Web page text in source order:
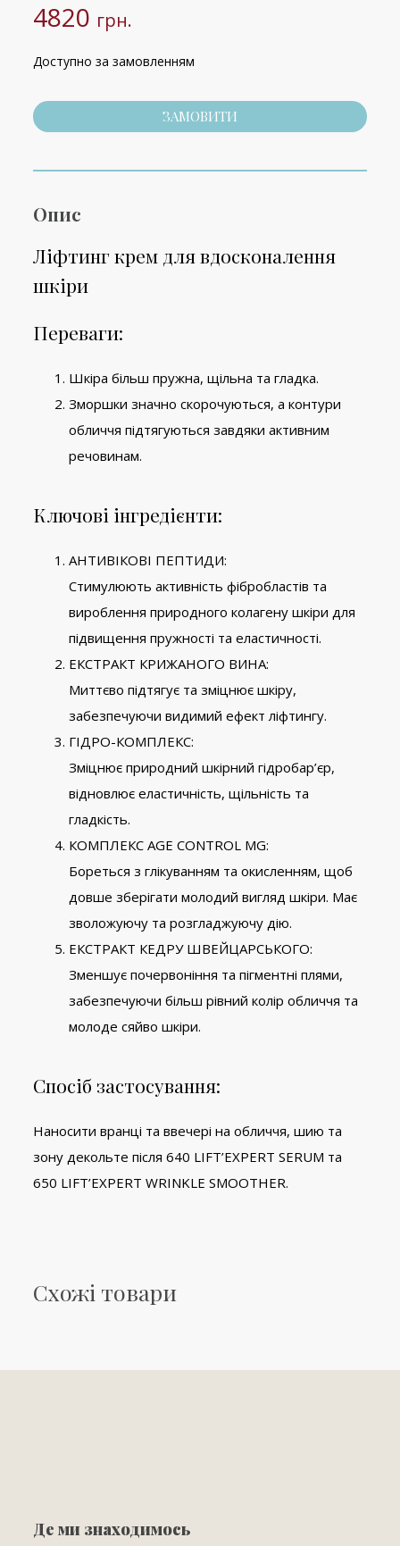
4820 грн.
Доступно за замовленням
ЗАМОВИТИ
Опис
Ліфтинг крем для вдосконалення
шкіри
Переваги:
Шкіра більш пружна, щільна та гладка.
Зморшки значно скорочуються, а контури
обличчя підтягуються завдяки активним
речовинам.
Ключові інгредієнти:
АНТИВІКОВІ ПЕПТИДИ:
Стимулюють активність фібробластів та
вироблення природного колагену шкіри для
підвищення пружності та еластичності.
ЕКСТРАКТ КРИЖАНОГО ВИНА:
Миттєво підтягує та зміцнює шкіру,
забезпечуючи видимий ефект ліфтингу.
ГІДРО-КОМПЛЕКС:
Зміцнює природний шкірний гідробар’єр,
відновлює еластичність, щільність та
гладкість.
КОМПЛЕКС AGE CONTROL MG:
Бореться з глікуванням та окисленням, щоб
довше зберігати молодий вигляд шкіри. Має
зволожуючу та розгладжуючу дію.
ЕКСТРАКТ КЕДРУ ШВЕЙЦАРСЬКОГО:
Зменшує почервоніння та пігментні плями,
забезпечуючи більш рівний колір обличчя та
молоде сяйво шкіри.
Спосіб застосування:
Наносити вранці та ввечері на обличчя, шию та
зону декольте після 640 LIFT’EXPERT SERUM та
650 LIFT’EXPERT WRINKLE SMOOTHER.
Схожі товари
Де ми знаходимось